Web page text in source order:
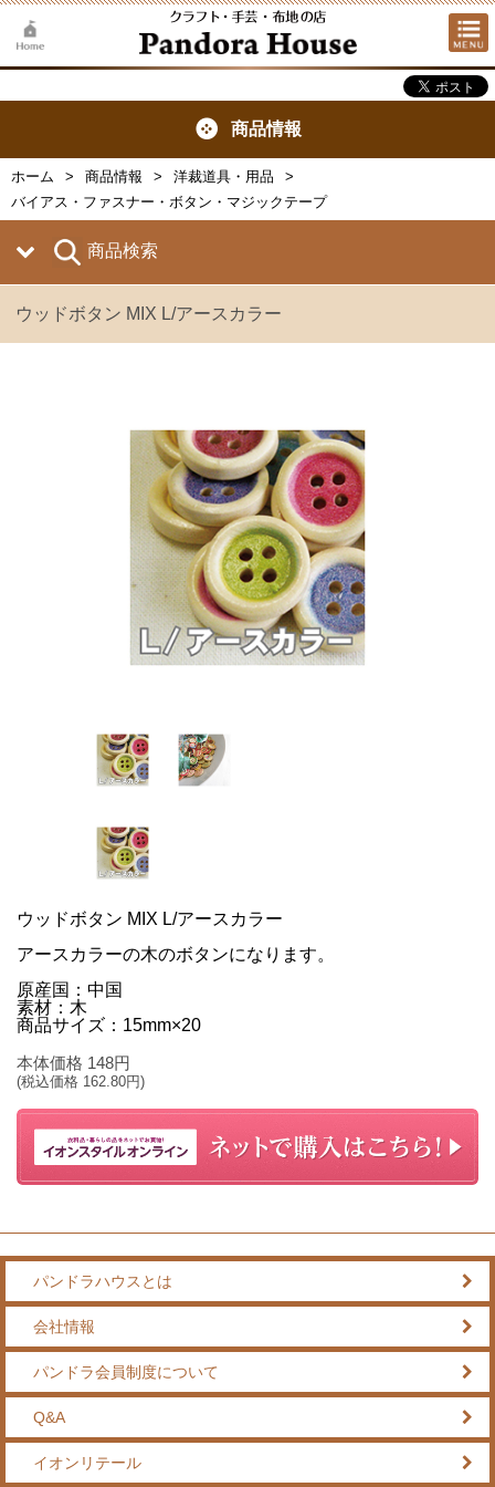
商品情報
ホーム 商品情報
洋裁道具・用品
バイアス・ファスナー・ボタン・マジックテープ
商品検索
ウッドボタン MIX L/アースカラー
ウッドボタン MIX L/アースカラー
アースカラーの木のボタンになります。
原産国：中国
素材：木
商品サイズ：15mm×20
本体価格 148円
(税込価格 162.80円)
パンドラハウスとは
会社情報
パンドラ会員制度について
Q&A
イオンリテール